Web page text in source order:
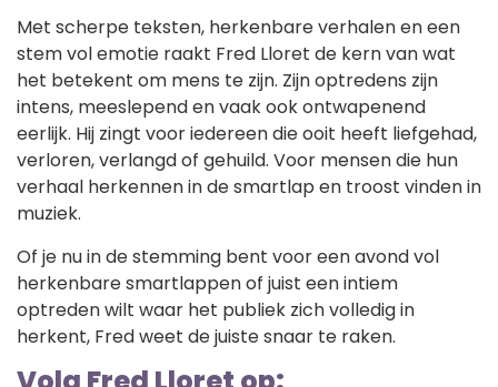
Met scherpe teksten, herkenbare verhalen en een
stem vol emotie raakt Fred Lloret de kern van wat
het betekent om mens te zijn. Zijn optredens zijn
intens, meeslepend en vaak ook ontwapenend
eerlijk. Hij zingt voor iedereen die ooit heeft liefgehad,
verloren, verlangd of gehuild. Voor mensen die hun
verhaal herkennen in de smartlap en troost vinden in
muziek.
Of je nu in de stemming bent voor een avond vol
herkenbare smartlappen of juist een intiem
optreden wilt waar het publiek zich volledig in
herkent, Fred weet de juiste snaar te raken.